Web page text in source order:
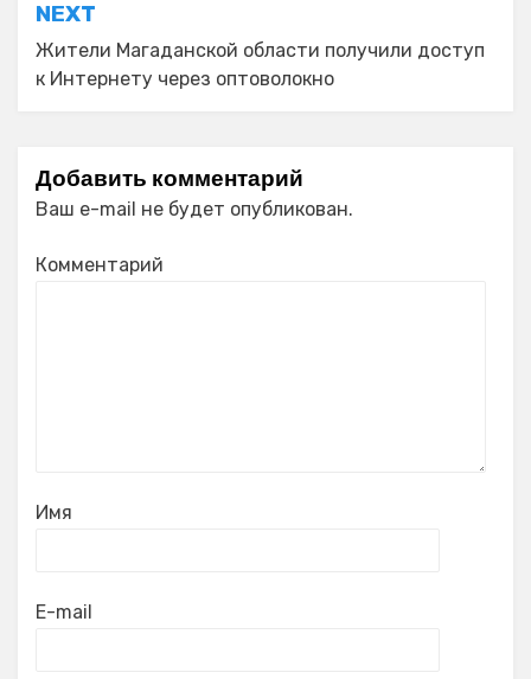
NEXT
Жители Магаданской области получили доступ
к Интернету через оптоволокно
Добавить комментарий
Ваш e-mail не будет опубликован.
Комментарий
Имя
E-mail